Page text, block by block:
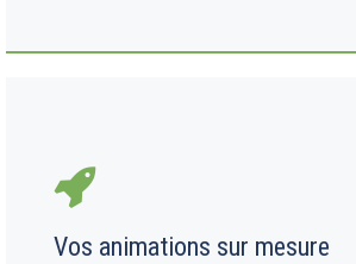
Vos animations sur mesure